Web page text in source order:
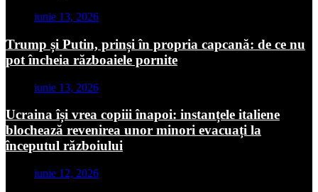
iunie 13, 2026
Trump și Putin, prinși în propria capcană: de ce nu
pot încheia războaiele pornite
iunie 13, 2026
Ucraina își vrea copiii înapoi: instanțele italiene
blochează revenirea unor minori evacuați la
începutul războiului
iunie 12, 2026